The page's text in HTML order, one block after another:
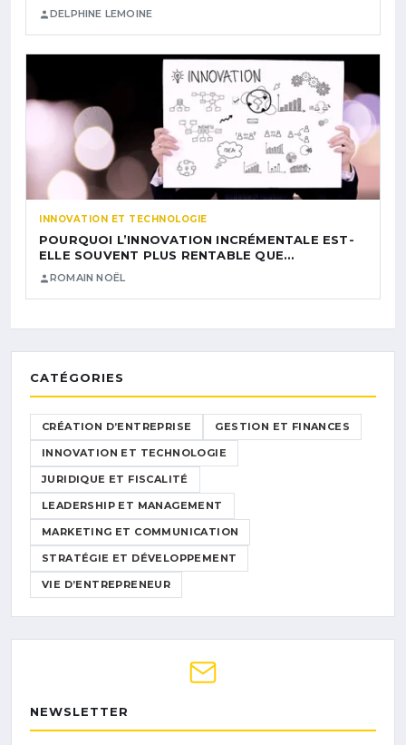
DELPHINE LEMOINE
INNOVATION ET TECHNOLOGIE
POURQUOI L’INNOVATION INCRÉMENTALE EST-
ELLE SOUVENT PLUS RENTABLE QUE…
ROMAIN NOËL
CATÉGORIES
CRÉATION D’ENTREPRISE GESTION ET FINANCES
INNOVATION ET TECHNOLOGIE
JURIDIQUE ET FISCALITÉ
LEADERSHIP ET MANAGEMENT
MARKETING ET COMMUNICATION
STRATÉGIE ET DÉVELOPPEMENT
VIE D’ENTREPRENEUR
NEWSLETTER